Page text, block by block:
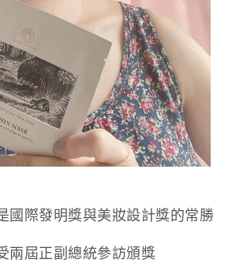
國際發明獎與美妝設計獎的常勝
兩屆正副總統參訪頒獎